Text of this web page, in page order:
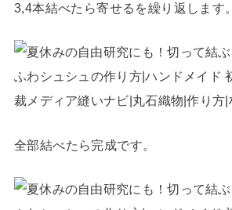
3,4本結べたら寄せるを繰り返します。
全部結べたら完成です。